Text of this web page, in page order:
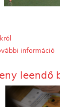
információ
leendő